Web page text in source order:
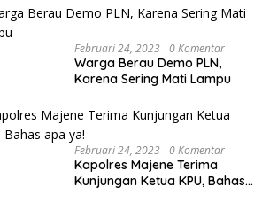
Ibunya
Februari 24, 2023 0 Komentar
Warga Berau Demo PLN,
Karena Sering Mati Lampu
Februari 24, 2023 0 Komentar
Kapolres Majene Terima
Kunjungan Ketua KPU, Bahas